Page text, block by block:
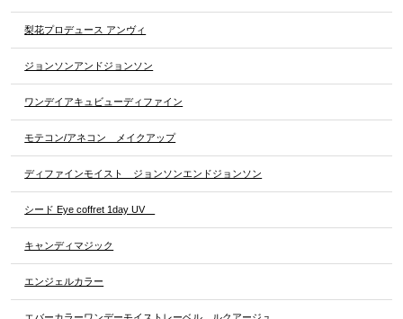
梨花プロデュース アンヴィ
ジョンソンアンドジョンソン
ワンデイアキュビューディファイン
モテコン/アネコン メイクアップ
ディファインモイスト ジョンソンエンドジョンソン
シード Eye coffret 1day UV
キャンディマジック
エンジェルカラー